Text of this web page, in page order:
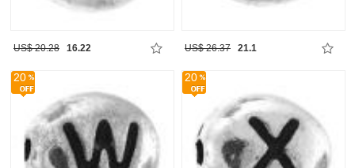
US$ 20.28 16.22 US$ 26.37 21.1
20 20